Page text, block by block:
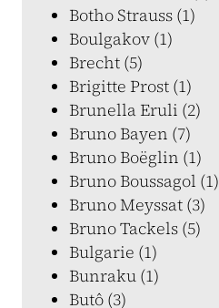
Botho Strauss (1)
Boulgakov (1)
Brecht (5)
Brigitte Prost (1)
Brunella Eruli (2)
Bruno Bayen (7)
Bruno Boëglin (1)
Bruno Boussagol (1)
Bruno Meyssat (3)
Bruno Tackels (5)
Bulgarie (1)
Bunraku (1)
Butô (3)